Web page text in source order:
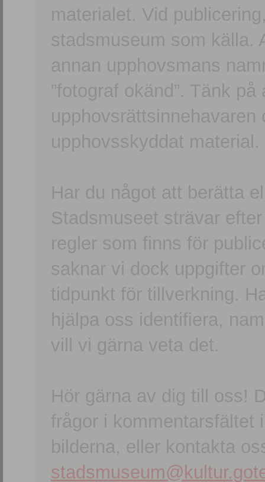
materialet. Vid
stadsmuseum som källa.
annan upphovsmans
”fotograf okänd”. Tänk
upphovsskyddat material.
Har du något att berätta
Stadsmuseet strävar
regler som finns för
saknar vi dock uppgifter
tidpunkt för tillverkning.
hjälpa oss identifiera,
vill vi gärna veta det.
Hör gärna av dig till oss!
frågor i kommentarsfältet
bilderna, eller kontakta